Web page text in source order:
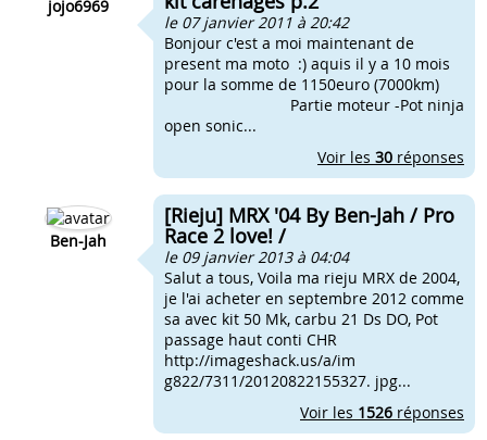
jojo6969
le 07 janvier 2011 à 20:42
Bonjour c'est a moi maintenant de
present ma moto :) aquis il y a 10 mois
pour la somme de 1150euro (7000km)
Partie moteur -Pot ninja
open sonic...
Voir les 30 réponses
Ben-Jah
[Rieju] MRX '04 By Ben-Jah / Pro
Race 2 love! /
le 09 janvier 2013 à 04:04
Salut a tous, Voila ma rieju MRX de 2004,
je l'ai acheter en septembre 2012 comme
sa avec kit 50 Mk, carbu 21 Ds DO, Pot
passage haut conti CHR
http://imageshack.us/a/im
g822/7311/20120822155327. jpg...
Voir les 1526 réponses